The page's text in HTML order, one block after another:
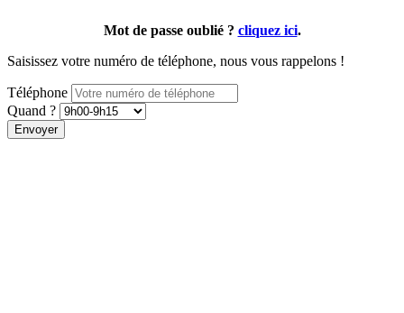
Mot de passe oublié ? cliquez ici.
Saisissez votre numéro de téléphone, nous vous rappelons !
Téléphone
Quand ?
Envoyer